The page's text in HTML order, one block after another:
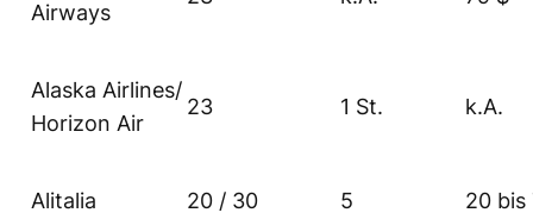
Airways
Alaska Airlines/
Horizon Air
23 1 St. k.A.
Alitalia 20 / 30 5 20 bis